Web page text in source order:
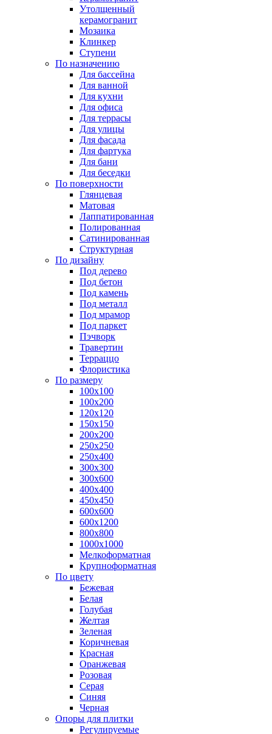
Утолщенный
керамогранит
Мозаика
Клинкер
Ступени
По назначению
Для бассейна
Для ванной
Для кухни
Для офиса
Для террасы
Для улицы
Для фасада
Для фартука
Для бани
Для беседки
По поверхности
Глянцевая
Матовая
Лаппатированная
Полированная
Сатинированная
Структурная
По дизайну
Под дерево
Под бетон
Под камень
Под металл
Под мрамор
Под паркет
Пэчворк
Травертин
Терраццо
Флористика
По размеру
100х100
100х200
120х120
150х150
200х200
250х250
250х400
300х300
300х600
400х400
450х450
600х600
600х1200
800х800
1000х1000
Мелкоформатная
Крупноформатная
По цвету
Бежевая
Белая
Голубая
Желтая
Зеленая
Коричневая
Красная
Оранжевая
Розовая
Серая
Синяя
Черная
Опоры для плитки
Регулируемые